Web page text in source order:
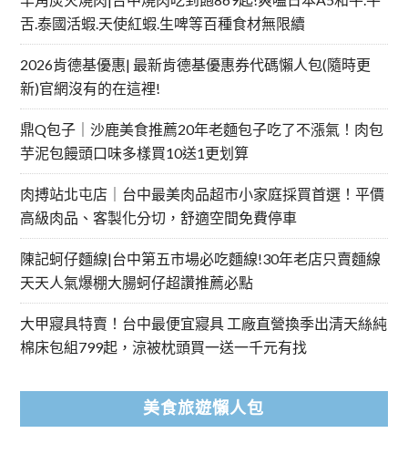
舌.泰國活蝦.天使紅蝦.生啤等百種食材無限續
2026肯德基優惠| 最新肯德基優惠券代碼懶人包(隨時更
新)官網沒有的在這裡!
鼎Q包子｜沙鹿美食推薦20年老麵包子吃了不漲氣！肉包
芋泥包饅頭口味多樣買10送1更划算
肉搏站北屯店｜台中最美肉品超市小家庭採買首選！平價
高級肉品、客製化分切，舒適空間免費停車
陳記蚵仔麵線|台中第五市場必吃麵線!30年老店只賣麵線
天天人氣爆棚大腸蚵仔超讚推薦必點
大甲寢具特賣！台中最便宜寢具 工廠直營換季出清天絲純
棉床包組799起，涼被枕頭買一送一千元有找
美食旅遊懶人包